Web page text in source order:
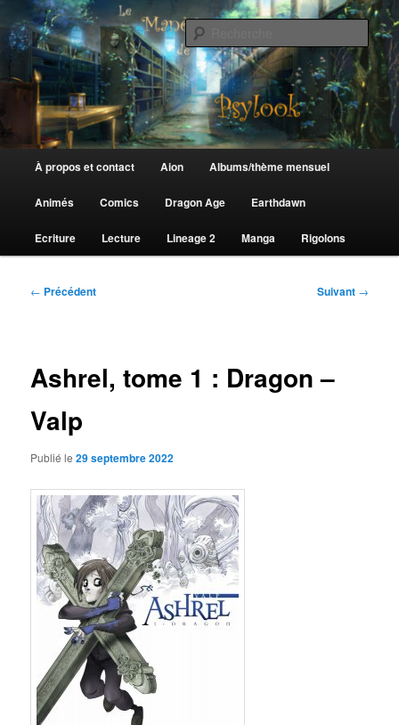
au
contenu
principalLe Manège de Psylook
principal
À propos et contact Aion Albums/thème mensuel
Animés Comics Dragon Age Earthdawn
Ecriture Lecture Lineage 2 Manga Rigolons
Navigation
← Précédent Suivant →
Ashrel, tome 1 : Dragon –
Valp
Publié le29 septembre 2022